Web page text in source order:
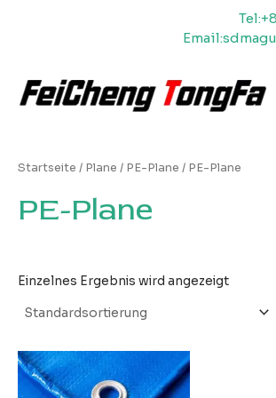
Startseite / Plane / PE-Plane / PE-Plane
PE-Plane
Einzelnes Ergebnis wird angezeigt